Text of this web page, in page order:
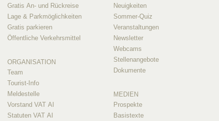
Gratis An- und Rückreise
Lage & Parkmöglichkeiten
Gratis parkieren
Öffentliche Verkehrsmittel
ORGANISATION
Team
Tourist-Info
Meldestelle
Vorstand VAT AI
Statuten VAT AI
Neuigkeiten
Sommer-Quiz
Veranstaltungen
Newsletter
Webcams
Stellenangebote
Dokumente
MEDIEN
Prospekte
Basistexte